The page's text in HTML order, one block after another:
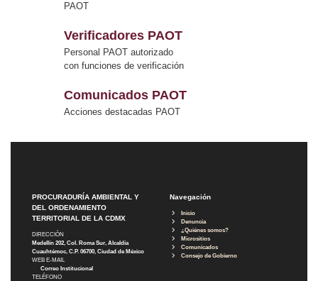
PAOT
Verificadores PAOT
Personal PAOT autorizado
con funciones de verificación
Comunicados PAOT
Acciones destacadas PAOT
PROCURADURÍA AMBIENTAL Y
DEL ORDENAMIENTO
TERRITORIAL DE LA CDMX
DIRECCIÓN
Medellín 202, Col. Roma Sur, Alcaldía
Cuauhtémoc, C.P. 06700, Ciudad de México
WEB E-MAIL
Correo Institucional
TELÉFONO
Navegación
Inicio
Denuncia
¿Quiénes somos?
Micrositios
Comunicados
Consejo de Gobierno